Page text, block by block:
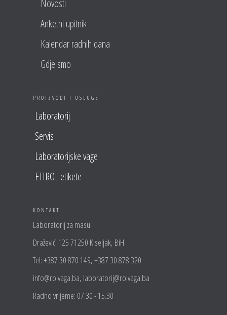
Novosti
Anketni upitnik
Kalendar radnih dana
Gdje smo
PROIZVODI I USLUGE
Laboratorij
Servis
Laboratorijske vage
ETIROL etikete
KONTAKT
Laboratorij za masu
Draževići 125 71250 Kiseljak, BiH
Tel: +387 30 870 149, +387 30 878 320
info@rolvaga.ba, laboratorij@rolvaga.ba
Radno vrijeme: 07.30 - 15.30